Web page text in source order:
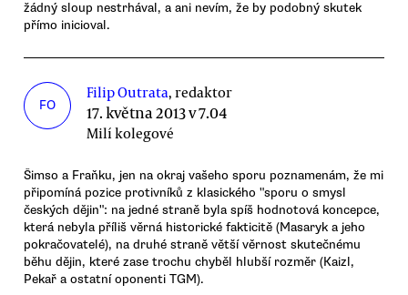
žádný sloup nestrhával, a ani nevím, že by podobný skutek
přímo inicioval.
FO
Filip Outrata, redaktor
17. května 2013 v 7.04
Milí kolegové
Šimso a Fraňku, jen na okraj vašeho sporu poznamenám, že mi
připomíná pozice protivníků z klasického "sporu o smysl
českých dějin": na jedné straně byla spíš hodnotová koncepce,
která nebyla příliš věrná historické fakticitě (Masaryk a jeho
pokračovatelé), na druhé straně větší věrnost skutečnému
běhu dějin, které zase trochu chyběl hlubší rozměr (Kaizl,
Pekař a ostatní oponenti TGM).